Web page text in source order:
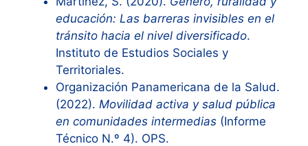
educación: Las barreras invisibles en el
tránsito hacia el nivel diversificado.
Instituto de Estudios Sociales y
Territoriales.
Organización Panamericana de la Salud.
(2022). Movilidad activa y salud pública
en comunidades intermedias (Informe
Técnico N.º 4). OPS.